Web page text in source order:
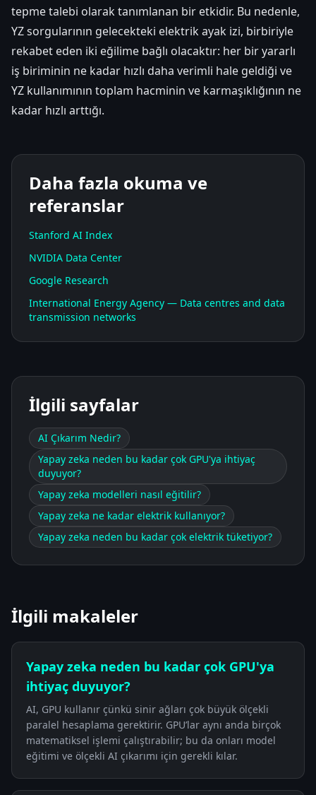
tepme talebi olarak tanımlanan bir etkidir. Bu nedenle,
YZ sorgularının gelecekteki elektrik ayak izi, birbiriyle
rekabet eden iki eğilime bağlı olacaktır: her bir yararlı
iş biriminin ne kadar hızlı daha verimli hale geldiği ve
YZ kullanımının toplam hacminin ve karmaşıklığının ne
kadar hızlı arttığı.
Daha fazla okuma ve
referanslar
Stanford AI Index
NVIDIA Data Center
Google Research
International Energy Agency — Data centres and data
transmission networks
İlgili sayfalar
AI Çıkarım Nedir?
Yapay zeka neden bu kadar çok GPU'ya ihtiyaç
duyuyor?
Yapay zeka modelleri nasıl eğitilir?
Yapay zeka ne kadar elektrik kullanıyor?
Yapay zeka neden bu kadar çok elektrik tüketiyor?
İlgili makaleler
Yapay zeka neden bu kadar çok GPU'ya
ihtiyaç duyuyor?
AI, GPU kullanır çünkü sinir ağları çok büyük ölçekli
paralel hesaplama gerektirir. GPU’lar aynı anda birçok
matematiksel işlemi çalıştırabilir; bu da onları model
eğitimi ve ölçekli AI çıkarımı için gerekli kılar.